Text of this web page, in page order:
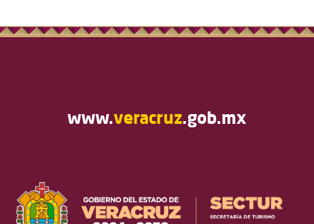
www.veracruz.gob.mx